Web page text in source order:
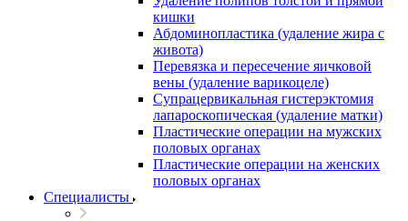
кишки
Абдоминопластика (удаление жира с
живота)
Перевязка и пересечение яичковой
вены (удаление варикоцеле)
Супрацервикальная гистерэктомия
лапароскопическая (удаление матки)
Пластические операции на мужских
половых органах
Пластические операции на женских
половых органах
Специалисты